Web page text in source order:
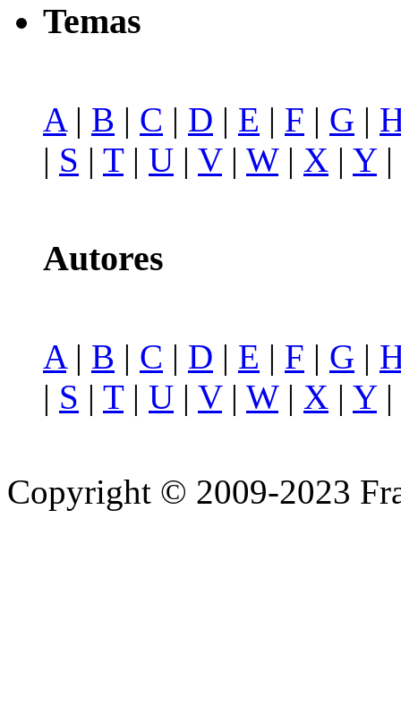
Temas
A| B | C | D | E | F | G |
| S | T| U | V| W| X | Y|
Autores
A | B | C | D | E | F | G |
| S | T| U | V| W| X | Y|
Copyright © 2009-2023